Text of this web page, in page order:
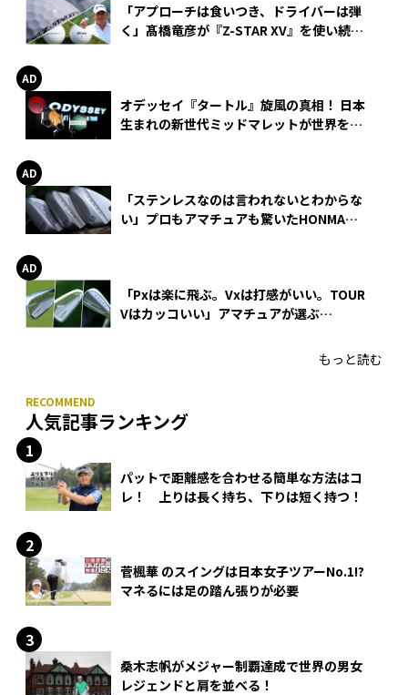
「アプローチは食いつき、ドライバーは弾
く」髙橋竜彦が『Z-STAR XV』を使い続け
オデッセイ『タートル』旋風の真相！ 日本
生まれの新世代ミッドマレットが世界を席
「ステンレスなのは言われないとわからな
い」プロもアマチュアも驚いたHONMA
「Pxは楽に飛ぶ。Vxは打感がいい。TOUR
Vはカッコいい」アマチュアが選ぶ
もっと読む
人気記事ランキング
パットで距離感を合わせる簡単な方法はコ
レ！ 上りは長く持ち、下りは短く持つ！
菅楓華 のスイングは日本女子ツアーNo.1!?
マネるには足の踏ん張りが必要
桑木志帆がメジャー制覇達成で世界の男女
レジェンドと肩を並べる！